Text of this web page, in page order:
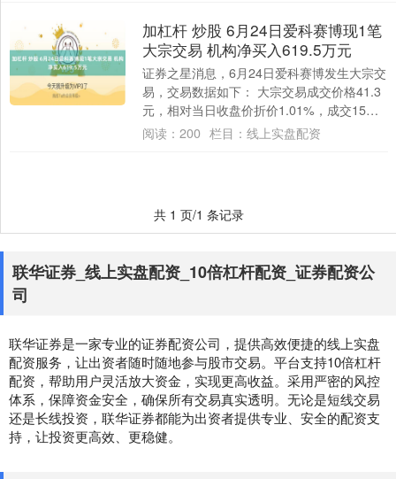
加杠杆 炒股 6月24日爱科赛博现1笔
大宗交易 机构净买入619.5万元
证券之星消息，6月24日爱科赛博发生大宗交
易，交易数据如下： 大宗交易成交价格41.3
元，相对当日收盘价折价1.01%，成交15万
股，成交金额619.5万元，买....
阅读： 200 栏目： 线上实盘配资
共 1 页/1 条记录
联华证券_线上实盘配资_10倍杠杆配资_证券配资公
司
联华证券是一家专业的证券配资公司，提供高效便捷的线上实盘
配资服务，让出资者随时随地参与股市交易。平台支持10倍杠杆
配资，帮助用户灵活放大资金，实现更高收益。采用严密的风控
体系，保障资金安全，确保所有交易真实透明。无论是短线交易
还是长线投资，联华证券都能为出资者提供专业、安全的配资支
持，让投资更高效、更稳健。